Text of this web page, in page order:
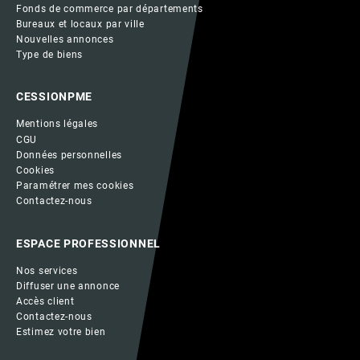
Fonds de commerce par départements
Bureaux et locaux par ville
Nouvelles annonces
Type de biens
CESSIONPME
Mentions légales
CGU
Données personnelles
Cookies
Paramétrer mes cookies
Contactez-nous
ESPACE PROFESSIONNEL
Nos services
Diffuser une annonce
Accès client
Contactez-nous
Estimez votre bien